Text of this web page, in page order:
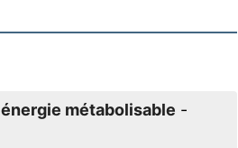
énergie métabolisable -